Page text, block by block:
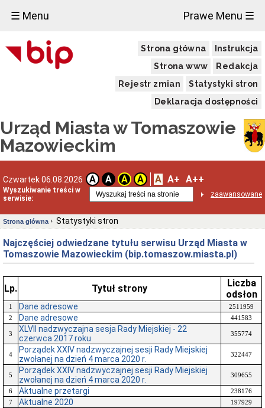
☰ Menu Prawe Menu ☰
Strona główna
Instrukcja
Strona www
Redakcja
Rejestr zmian
Statystyki stron
Deklaracja dostępności
Urząd Miasta w Tomaszowie
Mazowieckim
Czwartek 06.08.2026 A A A A A A+ A++
Wyszukiwanie treści w
serwisie:
zaawansowane
Strona główna Statystyki stron
Najczęściej odwiedzane tytułu serwisu Urząd Miasta w
Tomaszowie Mazowieckim (bip.tomaszow.miasta.pl)
Lp. Tytuł strony
Liczba
odsłon
1 Dane adresowe
2511959
2
Dane adresowe 441583
3
XLVII nadzwyczajna sesja Rady Miejskiej - 22
czerwca 2017 roku
355774
4
Porządek XXIV nadzwyczajnej sesji Rady Miejskiej
zwołanej na dzień 4 marca 2020 r.
322447
5
Porządek XXIV nadzwyczajnej sesji Rady Miejskiej
zwołanej na dzień 4 marca 2020 r.
309655
6 Aktualne przetargi
238176
7
Aktualne 2020 197929